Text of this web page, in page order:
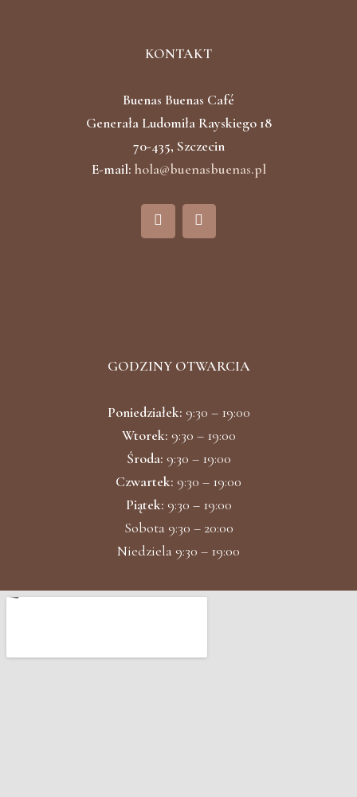
KONTAKT
Buenas Buenas Café
Generała Ludomiła Rayskiego 18
70-435, Szczecin
E-mail: hola@buenasbuenas.pl
F
a
I
n
m
GODZINY OTWARCIA
Poniedziałek: 9:30 – 19:00
Wtorek: 9:30 – 19:00
Środa: 9:30 – 19:00
Czwartek: 9:30 – 19:00
Piątek: 9:30 – 19:00
Sobota 9:30 – 20:00
Niedziela 9:30 – 19:00